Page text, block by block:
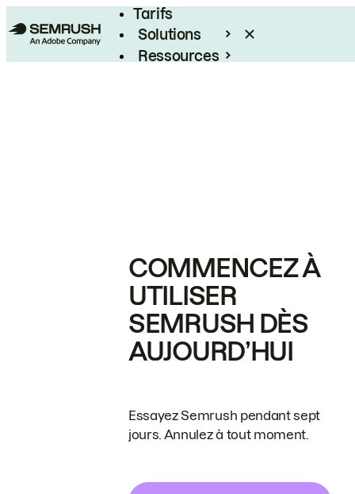
Tarifs
Solutions
Ressources
COMMENCEZ À
UTILISER
SEMRUSH DÈS
AUJOURD’HUI
Essayez Semrush pendant sept
jours. Annulez à tout moment.